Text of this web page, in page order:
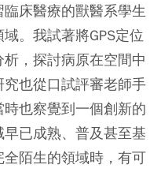
床醫療的獸醫系學生
。我試著將GPS定位
，探討病原在空間中
也從口試評審老師手
也察覺到一個創新的
已成熟、普及甚至基
陌生的領域時，有可